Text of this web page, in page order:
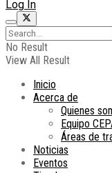
Log In
No Result
View All Result
Inicio
Acerca de
Quienes
Equipo
Áreas de
Noticias
Eventos